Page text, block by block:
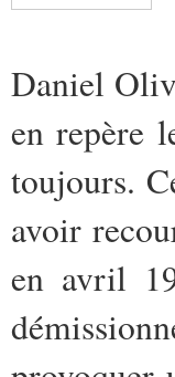
Daniel
en repère
toujours.
avoir
en avril